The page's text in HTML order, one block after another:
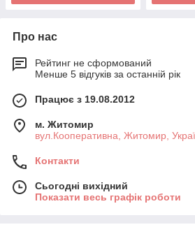
Про нас
Рейтинг не сформований
Менше 5 відгуків за останній рік
Працює з 19.08.2012
м. Житомир
вул.Кооперативна, Житомир,
Контакти
Сьогодні вихідний
Показати весь графік роботи